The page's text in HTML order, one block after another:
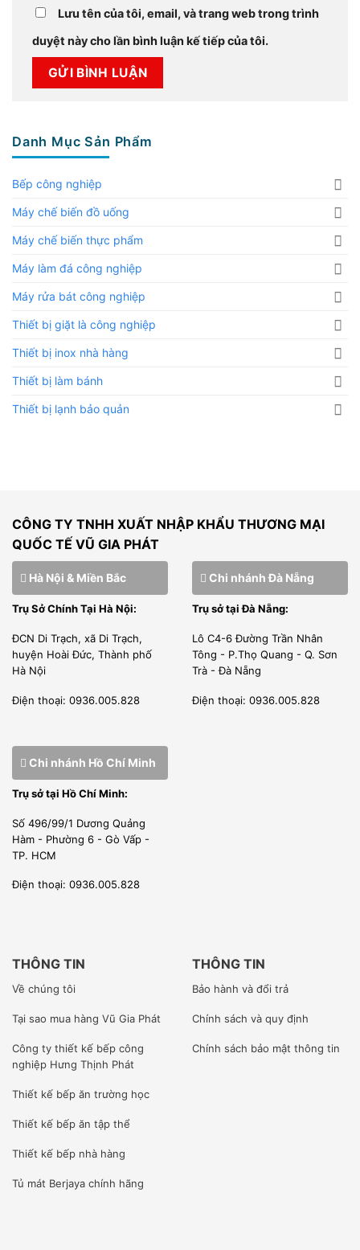
Lưu tên của tôi, email, và trang web trong trình
duyệt này cho lần bình luận kế tiếp của tôi.
Danh Mục Sản Phẩm
Bếp công nghiệp
Máy chế biến đồ uống
Máy chế biến thực phẩm
Máy làm đá công nghiệp
Máy rửa bát công nghiệp
Thiết bị giặt là công nghiệp
Thiết bị inox nhà hàng
Thiết bị làm bánh
Thiết bị lạnh bảo quản
CÔNG TY TNHH XUẤT NHẬP KHẨU THƯƠNG MẠI
QUỐC TẾ VŨ GIA PHÁT
Hà Nội & Miền Bắc
Trụ Sở Chính Tại Hà Nội:
ĐCN Di Trạch, xã Di Trạch,
huyện Hoài Đức, Thành phố
Hà Nội
Điện thoại: 0936.005.828
Chi nhánh Đà Nẵng
Trụ sở tại Đà Nẵng:
Lô C4-6 Đường Trần Nhân
Tông - P.Thọ Quang - Q. Sơn
Trà - Đà Nẵng
Điện thoại: 0936.005.828
Chi nhánh Hồ Chí Minh
Trụ sở tại Hồ Chí Minh:
Số 496/99/1 Dương Quảng
Hàm - Phường 6 - Gò Vấp -
TP. HCM
Điện thoại: 0936.005.828
THÔNG TIN
Về chúng tôi
Tại sao mua hàng Vũ Gia Phát
Công ty thiết kế bếp công
nghiệp Hưng Thịnh Phát
Thiết kế bếp ăn trường học
Thiết kế bếp ăn tập thể
Thiết kế bếp nhà hàng
Tủ mát Berjaya chính hãng
THÔNG TIN
Bảo hành và đổi trả
Chính sách và quy định
Chính sách bảo mật thông tin